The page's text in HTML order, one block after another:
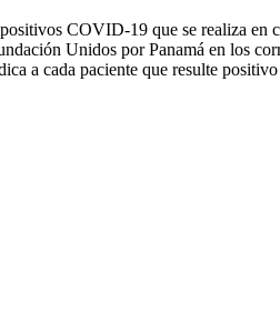
COVID-19 que se realiza en
Unidos por Panamá en los
a cada paciente que resulte